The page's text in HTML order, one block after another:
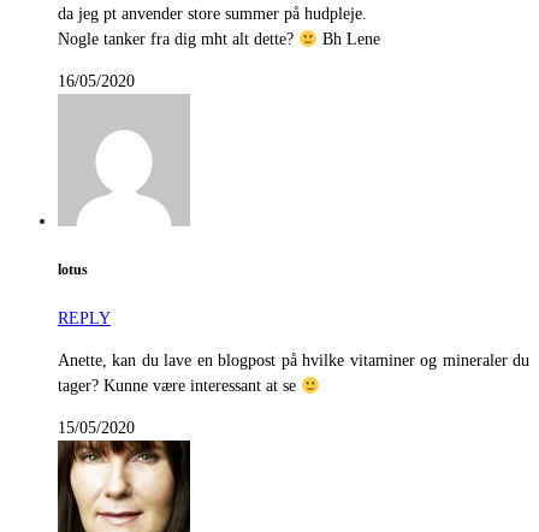
da jeg pt anvender store summer på hudpleje.
Nogle tanker fra dig mht alt dette?
Bh Lene
16/05/2020
lotus
REPLY
Anette, kan du lave en blogpost på hvilke vitaminer og mineraler du
tager? Kunne være interessant at se
15/05/2020